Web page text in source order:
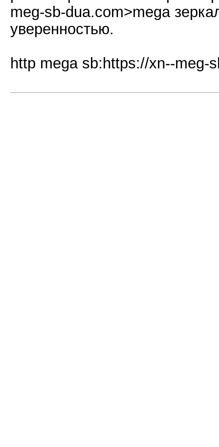
meg-sb-dua.com>mega
уверенностью.
http mega sb:https://xn--meg-